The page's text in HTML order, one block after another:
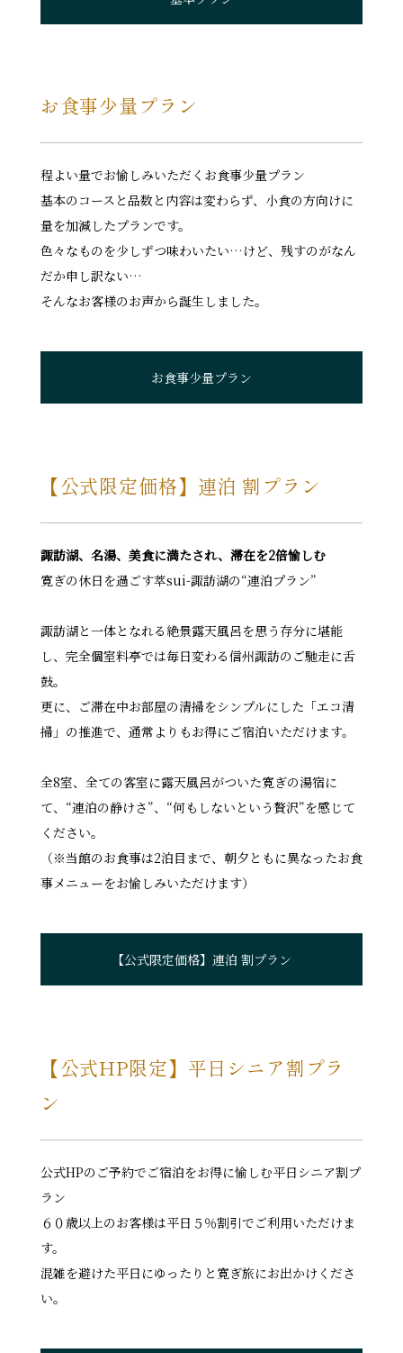
お食事少量プラン
程よい量でお愉しみいただくお食事少量プラン
基本のコースと品数と内容は変わらず、小食の方向けに
量を加減したプランです。
色々なものを少しずつ味わいたい…けど、残すのがなん
だか申し訳ない…
そんなお客様のお声から誕生しました。
お食事少量プラン
【公式限定価格】連泊 割プラン
諏訪湖、名湯、美食に満たされ、滞在を2倍愉しむ
寛ぎの休日を過ごす萃sui-諏訪湖の“連泊プラン”
諏訪湖と一体となれる絶景露天風呂を思う存分に堪能
し、完全個室料亭では毎日変わる信州諏訪のご馳走に舌
鼓。
更に、ご滞在中お部屋の清掃をシンプルにした「エコ清
掃」の推進で、通常よりもお得にご宿泊いただけます。
全8室、全ての客室に露天風呂がついた寛ぎの湯宿に
て、“連泊の静けさ”、“何もしないという贅沢”を感じて
ください。
（※当館のお食事は2泊目まで、朝夕ともに異なったお食
事メニューをお愉しみいただけます）
【公式限定価格】連泊 割プラン
【公式HP限定】平日シニア割プラ
ン
公式HPのご予約でご宿泊をお得に愉しむ平日シニア割プ
ラン
６０歳以上のお客様は平日５％割引でご利用いただけま
す。
混雑を避けた平日にゆったりと寛ぎ旅にお出かけくださ
い。